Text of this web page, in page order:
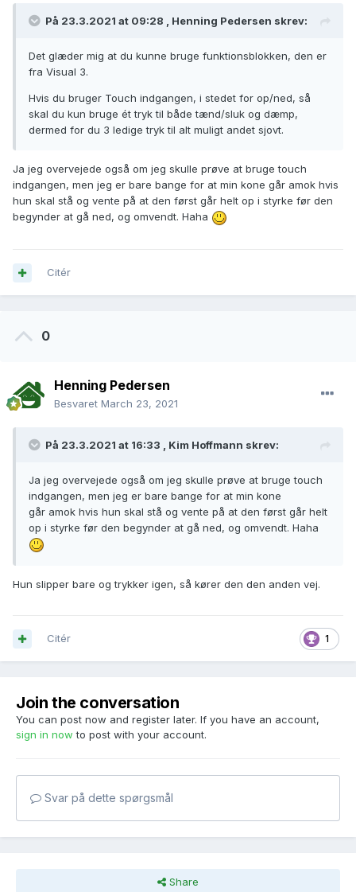
På 23.3.2021 at 09:28 , Henning Pedersen skrev:
Det glæder mig at du kunne bruge funktionsblokken, den er
fra Visual 3.
Hvis du bruger Touch indgangen, i stedet for op/ned, så
skal du kun bruge ét tryk til både tænd/sluk og dæmp,
dermed for du 3 ledige tryk til alt muligt andet sjovt.
Ja jeg overvejede også om jeg skulle prøve at bruge touch
indgangen, men jeg er bare bange for at min kone går amok hvis
hun skal stå og vente på at den først går helt op i styrke før den
begynder at gå ned, og omvendt. Haha
Citér
0
Henning Pedersen
Besvaret March 23, 2021
På 23.3.2021 at 16:33 , Kim Hoffmann skrev:
Ja jeg overvejede også om jeg skulle prøve at bruge touch
indgangen, men jeg er bare bange for at min kone
går amok hvis hun skal stå og vente på at den først går helt
op i styrke før den begynder at gå ned, og omvendt. Haha
Hun slipper bare og trykker igen, så kører den den anden vej.
1
Citér
Join the conversation
You can post now and register later. If you have an account,
sign in now to post with your account.
Svar på dette spørgsmål
Share